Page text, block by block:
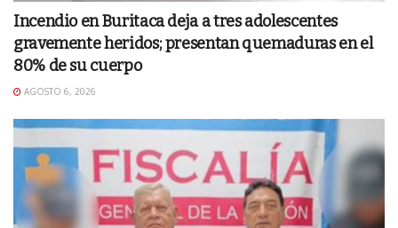
Incendio en Buritaca deja a tres adolescentes
gravemente heridos; presentan quemaduras en el
80% de su cuerpo
AGOSTO 6, 2026